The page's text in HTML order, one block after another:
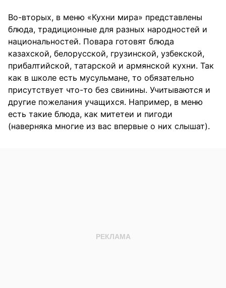
Во-вторых, в меню «Кухни мира» представлены
блюда, традиционные для разных народностей и
национальностей. Повара готовят блюда
казахской, белорусской, грузинской, узбекской,
прибалтийской, татарской и армянской кухни. Так
как в школе есть мусульмане, то обязательно
присутствует что-то без свинины. Учитываются и
другие пожелания учащихся. Например, в меню
есть такие блюда, как митетеи и пигоди
(наверняка многие из вас впервые о них слышат).